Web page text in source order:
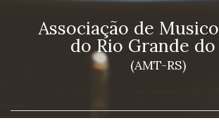
Associação de
do Rio Grande do
(AMT-RS)